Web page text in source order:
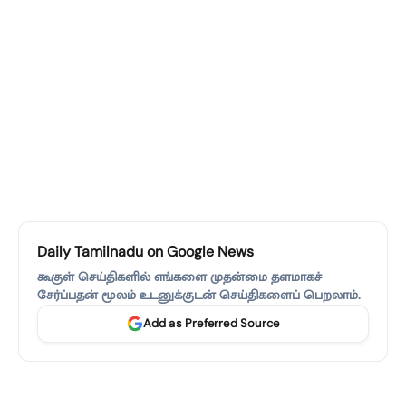
Daily Tamilnadu on Google News
கூகுள் செய்திகளில் எங்களை முதன்மை தளமாகச்
சேர்ப்பதன் மூலம் உடனுக்குடன் செய்திகளைப் பெறலாம்.
Add as Preferred Source